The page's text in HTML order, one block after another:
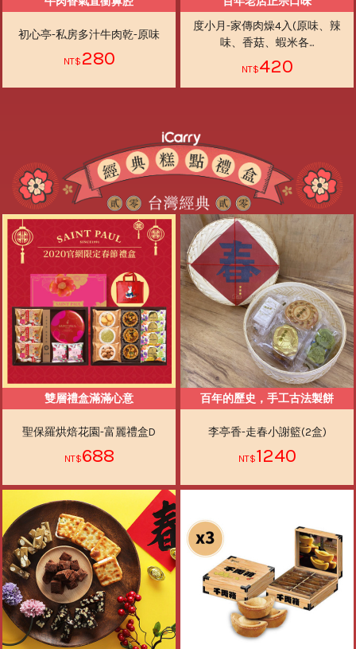
初心亭-私房多汁牛肉乾-原味
280
度小月-家傳肉燥4入(原味、辣
味、香菇、蝦米各...
420
雙層禮盒滿滿心意
聖保羅烘焙花園-富麗禮盒D
688
百年的歷史，手工古法製餅
李亭香-走春小謝籃(2盒)
1240